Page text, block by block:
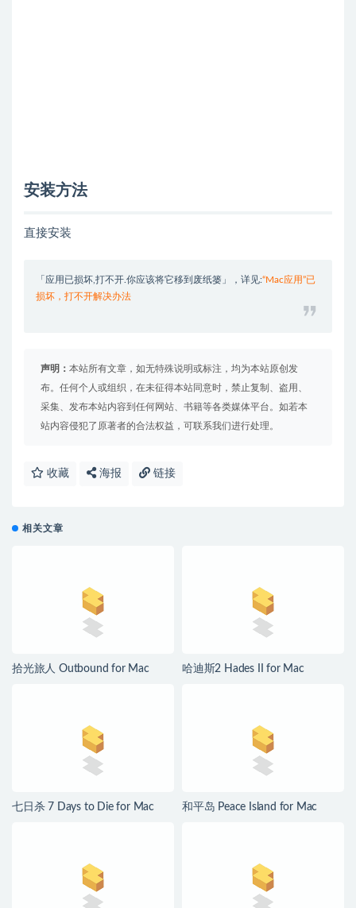
安装方法
直接安装
「应用已损坏,打不开.你应该将它移到废纸篓」，详见:“Mac应用”已
损坏，打不开解决办法
声明： 本站所有文章，如无特殊说明或标注，均为本站原创发
布。任何个人或组织，在未征得本站同意时，禁止复制、盗用、
采集、发布本站内容到任何网站、书籍等各类媒体平台。如若本
站内容侵犯了原著者的合法权益，可联系我们进行处理。
收藏 海报 链接
相关文章
拾光旅人 Outbound for Mac
哈迪斯2 Hades II for Mac
七日杀 7 Days to Die for Mac
和平岛 Peace Island for Mac